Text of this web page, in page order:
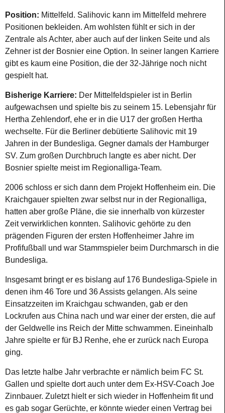
Position: Mittelfeld. Salihovic kann im Mittelfeld mehrere
Positionen bekleiden. Am wohlsten fühlt er sich in der
Zentrale als Achter, aber auch auf der linken Seite und als
Zehner ist der Bosnier eine Option. In seiner langen Karriere
gibt es kaum eine Position, die der 32-Jährige noch nicht
gespielt hat.
Bisherige Karriere: Der Mittelfeldspieler ist in Berlin
aufgewachsen und spielte bis zu seinem 15. Lebensjahr für
Hertha Zehlendorf, ehe er in die U17 der großen Hertha
wechselte. Für die Berliner debütierte Salihovic mit 19
Jahren in der Bundesliga. Gegner damals der Hamburger
SV. Zum großen Durchbruch langte es aber nicht. Der
Bosnier spielte meist im Regionalliga-Team.
2006 schloss er sich dann dem Projekt Hoffenheim ein. Die
Kraichgauer spielten zwar selbst nur in der Regionalliga,
hatten aber große Pläne, die sie innerhalb von kürzester
Zeit verwirklichen konnten. Salihovic gehörte zu den
prägenden Figuren der ersten Hoffenheimer Jahre im
Profifußball und war Stammspieler beim Durchmarsch in die
Bundesliga.
Insgesamt bringt er es bislang auf 176 Bundesliga-Spiele in
denen ihm 46 Tore und 36 Assists gelangen. Als seine
Einsatzzeiten im Kraichgau schwanden, gab er den
Lockrufen aus China nach und war einer der ersten, die auf
der Geldwelle ins Reich der Mitte schwammen. Eineinhalb
Jahre spielte er für BJ Renhe, ehe er zurück nach Europa
ging.
Das letzte halbe Jahr verbrachte er nämlich beim FC St.
Gallen und spielte dort auch unter dem Ex-HSV-Coach Joe
Zinnbauer. Zuletzt hielt er sich wieder in Hoffenheim fit und
es gab sogar Gerüchte, er könnte wieder einen Vertrag bei